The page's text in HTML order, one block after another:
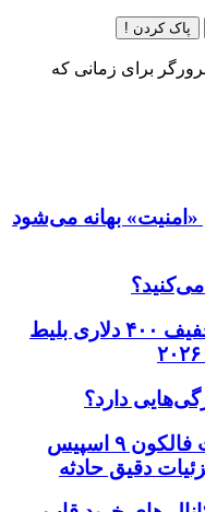
پاک کردن !
برای زمانی که
«امنیت» بهانه می‌شود
می‌کنید؟
فرصت استثنایی: دریافت تخفیف ۴۰۰ دلاری بلیط
دارد؟
برخورد قطعه غیرفعال راکت فالکون ۹ اسپیس
دقیق حادثه